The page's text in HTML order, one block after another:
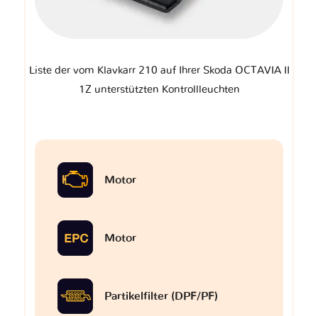
Liste der vom Klavkarr 210 auf Ihrer Skoda OCTAVIA II
1Z unterstützten Kontrollleuchten
Motor
Motor
Partikelfilter (DPF/PF)